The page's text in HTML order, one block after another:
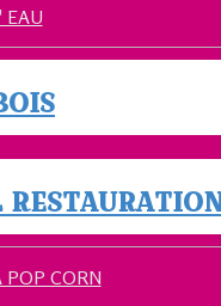
EAU
POP CORN